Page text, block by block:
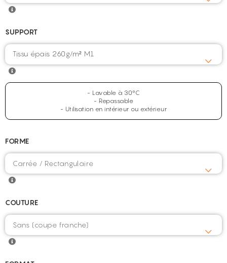
SUPPORT
Tissu épais 260g/m² M1
- Lavable à 30°C
- Repassable
- Utilisation en intérieur ou extérieur
FORME
COUTURE